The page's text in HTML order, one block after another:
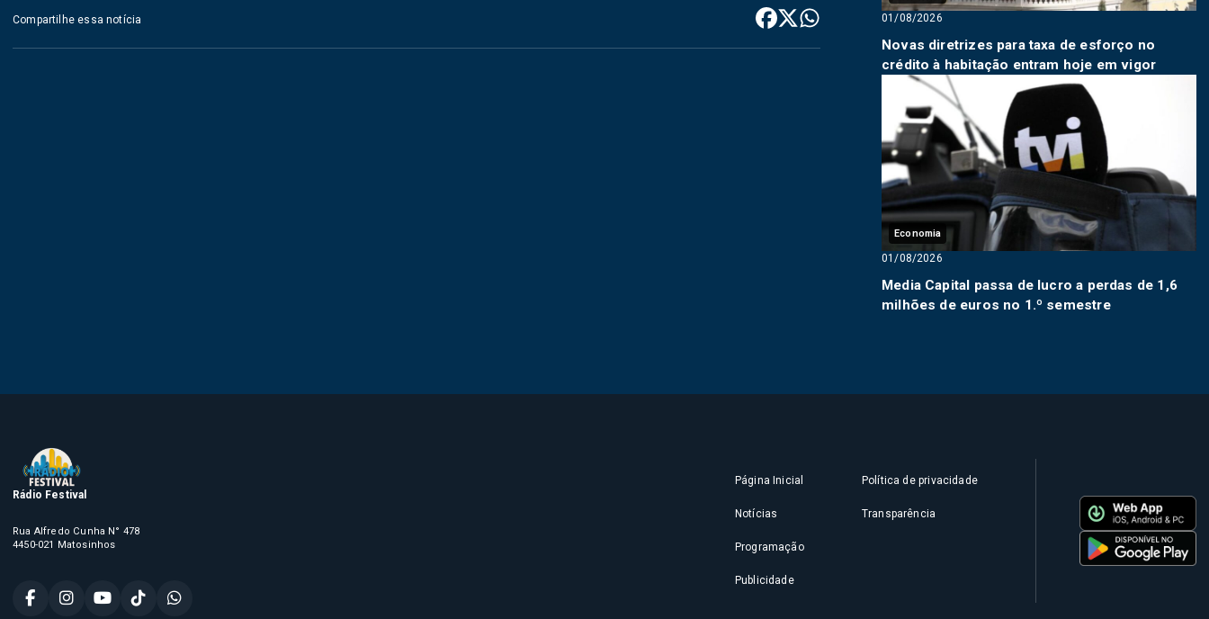
Compartilhe essa notícia 01/08/2026
Novas diretrizes para taxa de esforço no
crédito à habitação entram hoje em vigor
Economia
01/08/2026
Media Capital passa de lucro a perdas de 1,6
milhões de euros no 1.º semestre
Rádio Festival
Rua Alfredo Cunha N° 478
4450-021 Matosinhos
Página Inicial
Notícias
Programação
Publicidade
Política de privacidade
Transparência